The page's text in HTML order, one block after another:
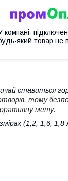
компанії
який товар не
ставиться
тому
мету.
(1,2; 1,6; 1,8